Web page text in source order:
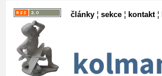
články ¦ sekce ¦ kontakt¦